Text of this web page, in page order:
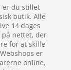
er du stillet
butik. Alle
14 dages
nettet, der
for at skille
er
online,